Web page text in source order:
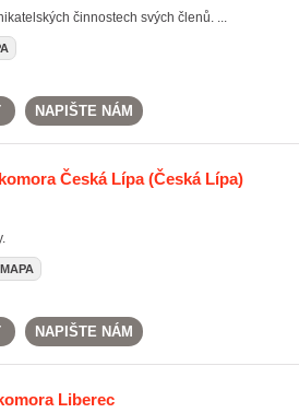
činnostech svých členů. ...
NAPIŠTE NÁM
Česká Lípa(Česká Lípa)
MAPA
NAPIŠTE NÁM
Liberec